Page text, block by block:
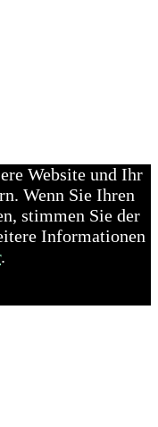
Website und Ihr
Wenn Sie Ihren
stimmen Sie der
Informationen
.